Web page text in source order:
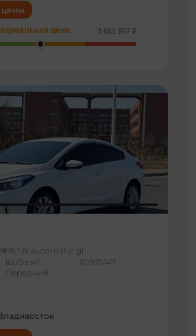
цены
цена 3 651 897 ₽
1.6l automatic gl
1600 см 3
Передний
20975147